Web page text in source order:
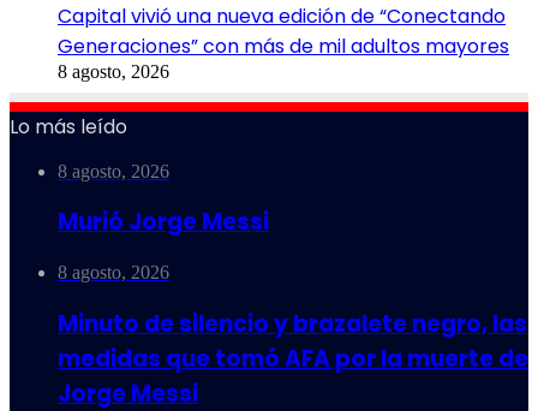
Capital vivió una nueva edición de “Conectando
Generaciones” con más de mil adultos mayores
8 agosto, 2026
Lo más leído
8 agosto, 2026
Murió Jorge Messi
8 agosto, 2026
Minuto de silencio y brazalete negro, las
medidas que tomó AFA por la muerte de
Jorge Messi